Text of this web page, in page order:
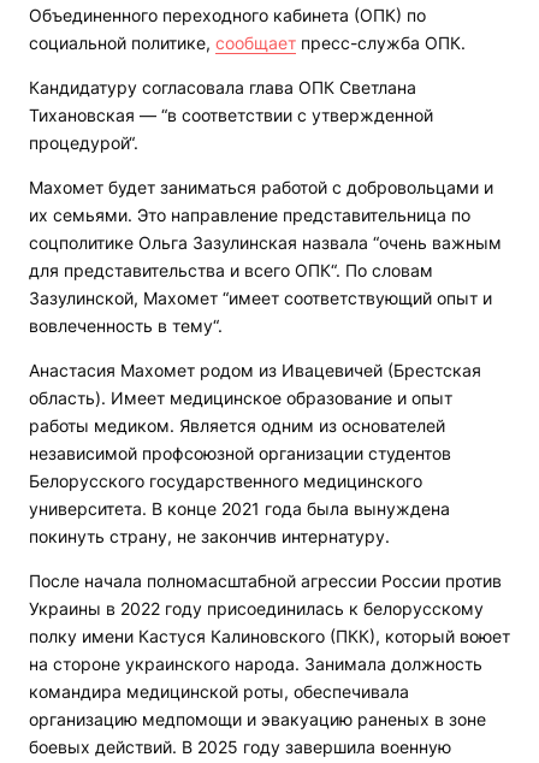
Объединенного переходного кабинета (ОПК) по
социальной политике, сообщает пресс-служба ОПК.
Кандидатуру согласовала глава ОПК Светлана
Тихановская — “в соответствии с утвержденной
процедурой“.
Махомет будет заниматься работой с добровольцами и
их семьями. Это направление представительница по
соцполитике Ольга Зазулинская назвала “очень важным
для представительства и всего ОПК“. По словам
Зазулинской, Махомет “имеет соответствующий опыт и
вовлеченность в тему“.
Анастасия Махомет родом из Ивацевичей (Брестская
область). Имеет медицинское образование и опыт
работы медиком. Является одним из основателей
независимой профсоюзной организации студентов
Белорусского государственного медицинского
университета. В конце 2021 года была вынуждена
покинуть страну, не закончив интернатуру.
После начала полномасштабной агрессии России против
Украины в 2022 году присоединилась к белорусскому
полку имени Кастуся Калиновского (ПКК), который воюет
на стороне украинского народа. Занимала должность
командира медицинской роты, обеспечивала
организацию медпомощи и эвакуацию раненых в зоне
боевых действий. В 2025 году завершила военную